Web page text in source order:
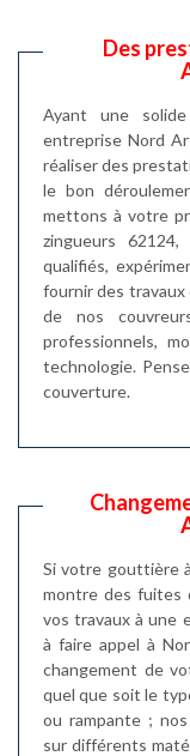
Des
Ayant une
entreprise Nord
réaliser des
le bon
mettons à votre
zingueurs
qualifiés,
fournir des
de nos
professionnels,
technologie.
couverture.
Si votre gouttière
montre des fuites
vos travaux à une
à faire appel à
changement de
quel que soit le
ou rampante ;
sur différents